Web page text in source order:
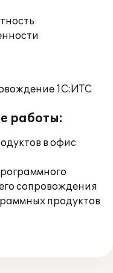
1С:ИТС
работы:
в офис
сопровождения
продуктов